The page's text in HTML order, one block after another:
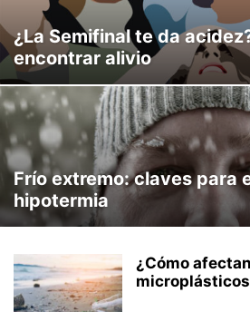
¿La Semifinal te da
encontrar alivio
Frío extremo: claves para
hipotermia
¿Cómo